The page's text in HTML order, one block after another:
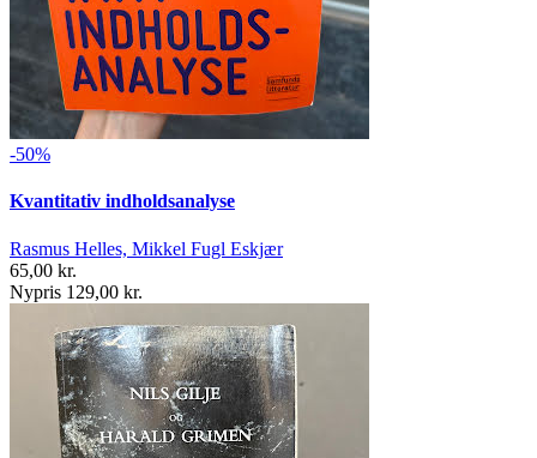
-50%
Kvantitativ indholdsanalyse
Rasmus Helles, Mikkel Fugl Eskjær
65,00 kr.
Nypris 129,00 kr.